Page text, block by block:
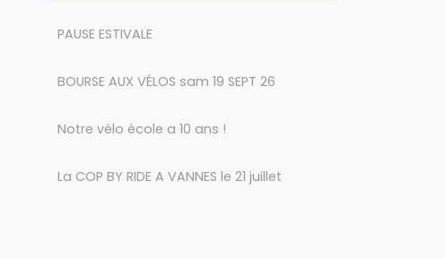
PAUSE ESTIVALE
BOURSE AUX VÉLOS sam 19 SEPT 26
Notre vélo école a 10 ans !
La COP BY RIDE A VANNES le 21 juillet